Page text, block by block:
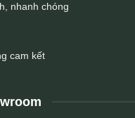
nhanh chóng
cam kết